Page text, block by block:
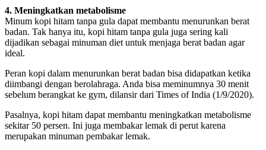
4. Meningkatkan metabolisme
Minum kopi hitam tanpa gula dapat membantu menurunkan berat
badan. Tak hanya itu, kopi hitam tanpa gula juga sering kali
dijadikan sebagai minuman diet untuk menjaga berat badan agar
ideal.
Peran kopi dalam menurunkan berat badan bisa didapatkan ketika
diimbangi dengan berolahraga. Anda bisa meminumnya 30 menit
sebelum berangkat ke gym, dilansir dari Times of India (1/9/2020).
Pasalnya, kopi hitam dapat membantu meningkatkan metabolisme
sekitar 50 persen. Ini juga membakar lemak di perut karena
merupakan minuman pembakar lemak.